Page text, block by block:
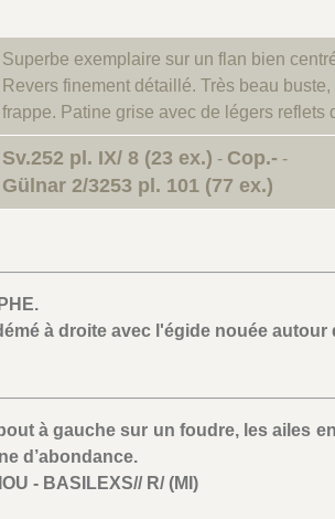
Superbe exemplaire sur un flan bien
Revers finement détaillé. Très beau
frappe. Patine grise avec de légers reflets
Sv.252 pl. IX/ 8 (23 ex.) - Cop.- -
Gülnar 2/3253 pl. 101 (77 ex.)
à droite avec l'égide nouée autour
à gauche sur un foudre, les ailes
d’abondance.
- BASILEXS// R/ (MI)